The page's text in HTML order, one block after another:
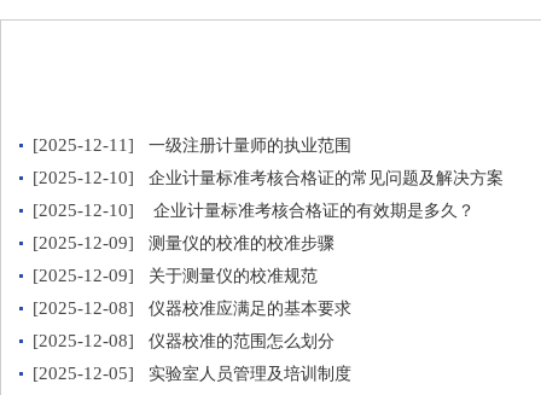
[2025-12-11] 一级注册计量师的执业范围
[2025-12-10] 企业计量标准考核合格证的常见问题及解决方案
[2025-12-10] 企业计量标准考核合格证的有效期是多久？
[2025-12-09] 测量仪的校准的校准步骤
[2025-12-09] 关于测量仪的校准规范
[2025-12-08] 仪器校准应满足的基本要求
[2025-12-08] 仪器校准的范围怎么划分
[2025-12-05] 实验室人员管理及培训制度